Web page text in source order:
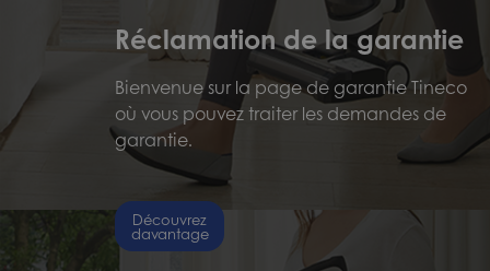
Réclamation de la garantie
Bienvenue sur la page de garantie Tineco
où vous pouvez traiter les demandes de
garantie.
Découvrez
davantage